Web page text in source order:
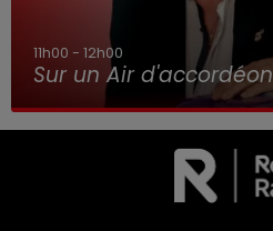
11h00 - 12h00
Sur un Air d'accordéon